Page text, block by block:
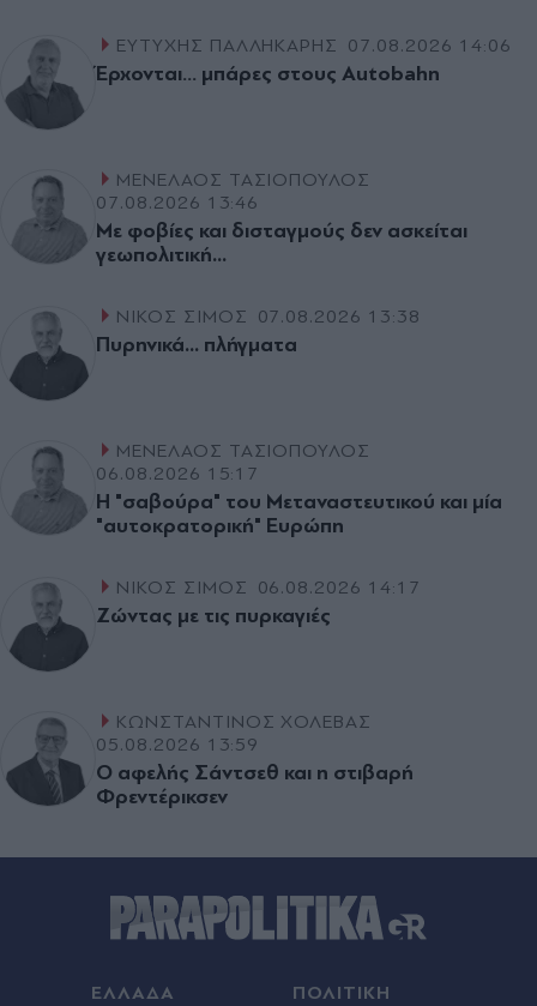
ΕΥΤΥΧΗΣ ΠΑΛΛΗΚΑΡΗΣ 07.08.2026 14:06
Έρχονται… μπάρες στους Autobahn
ΜΕΝΕΛΑΟΣ ΤΑΣΙΟΠΟΥΛΟΣ
07.08.2026 13:46
Με φοβίες και δισταγµούς δεν ασκείται
γεωπολιτική...
ΝΙΚΟΣ ΣΙΜΟΣ 07.08.2026 13:38
Πυρηνικά... πλήγµατα
ΜΕΝΕΛΑΟΣ ΤΑΣΙΟΠΟΥΛΟΣ
06.08.2026 15:17
Η "σαβούρα" του Μεταναστευτικού και µία
"αυτοκρατορική" Ευρώπη
ΝΙΚΟΣ ΣΙΜΟΣ 06.08.2026 14:17
Ζώντας µε τις πυρκαγιές
ΚΩΝΣΤΑΝΤΙΝΟΣ ΧΟΛΕΒΑΣ
05.08.2026 13:59
Ο αφελής Σάντσεθ και η στιβαρή
Φρεντέρικσεν
ΕΛΛΑΔΑ ΠΟΛΙΤΙΚΗ